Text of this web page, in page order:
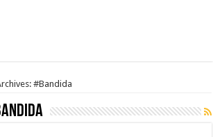
#Bandida